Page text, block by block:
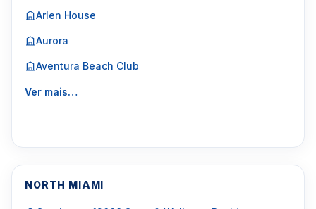
Arlen House
Aurora
Aventura Beach Club
Ver mais…
NORTH MIAMI